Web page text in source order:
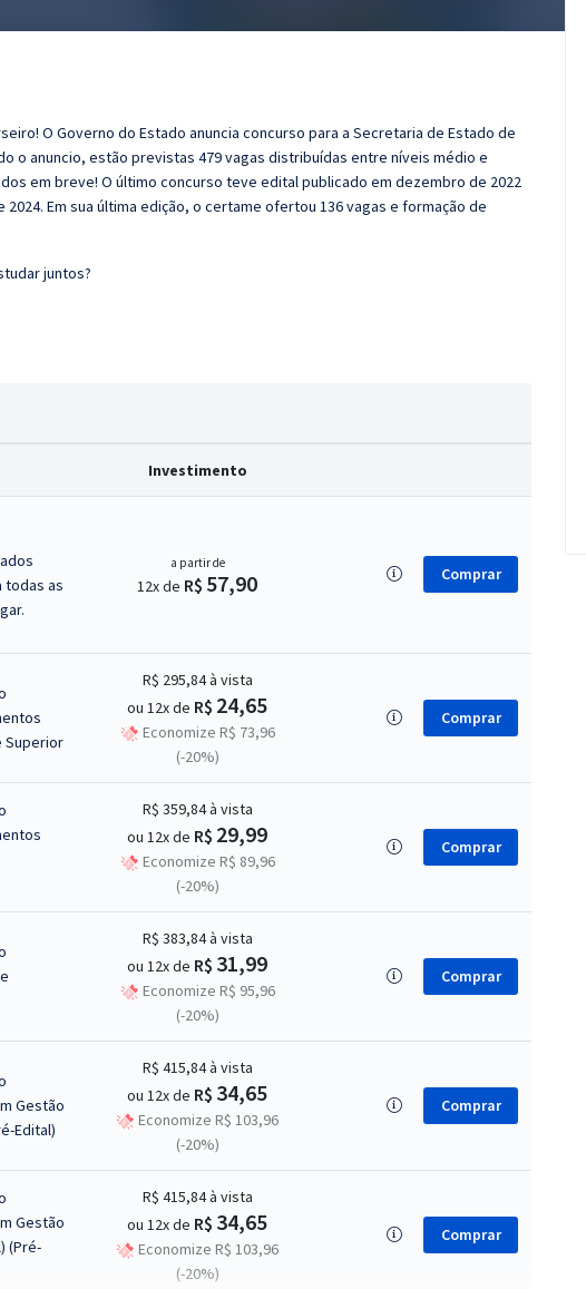
O Governo do Estado anuncia concurso para a Secretaria de Estado de
o anuncio, estão previstas 479 vagas distribuídas entre níveis médio e
em breve! O último concurso teve edital publicado em dezembro de 2022
Em sua última edição, o certame ofertou 136 vagas e formação de
juntos?
Investimento
todas as
a partir de
12x de R$ 57,90 Comprar
Superior
R$ 295,84à vista
ou 12x de R$ 24,65
Economize R$ 73,96
(-20%)
Comprar
R$ 359,84à vista
ou 12x de R$ 29,99
Economize R$ 89,96
(-20%)
Comprar
R$ 383,84à vista
ou 12x de R$ 31,99
Economize R$ 95,96
(-20%)
Comprar
Gestão
Edital)
R$ 415,84à vista
ou 12x de R$ 34,65
Economize R$ 103,96
(-20%)
Comprar
Gestão
(Pré-
R$ 415,84à vista
ou 12x de R$ 34,65
Economize R$ 103,96
(-20%)
Comprar